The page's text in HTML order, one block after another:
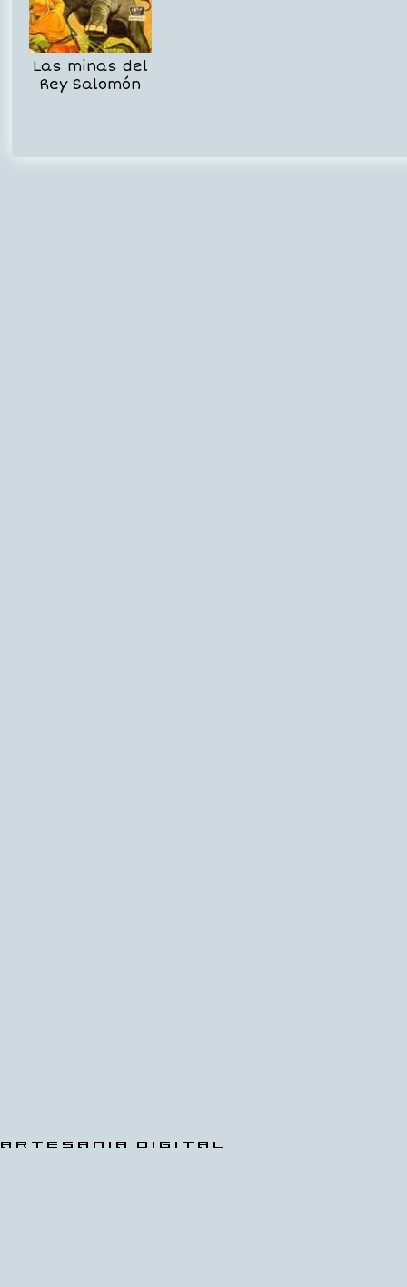
Las minas del
Rey Salomón